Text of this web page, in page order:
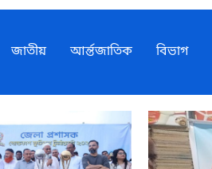
জাতীয় আর্ন্তজাতিক বিভাগ